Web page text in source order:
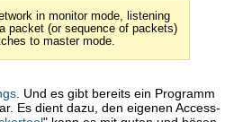
in monitor mode, listening
packet (or sequence of packets)
to master mode.
. Und es gibt bereits ein Programm
Es dient dazu, den eigenen Access-